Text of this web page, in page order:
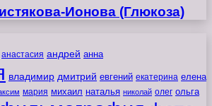
Ионова (Глюкоза)
анастасия андрей анна
владимир дмитрий евгений екатерина елена
мария михаил наталья николай олег ольга